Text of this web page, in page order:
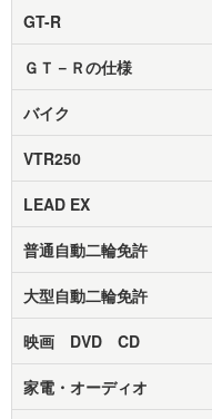
GT-R
ＧＴ－Ｒの仕様
バイク
VTR250
LEAD EX
普通自動二輪免許
大型自動二輪免許
映画 DVD CD
家電・オーディオ